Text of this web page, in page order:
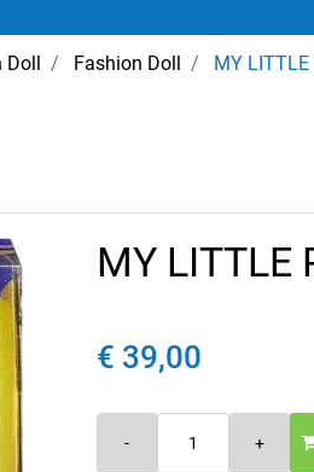
Doll Fashion Doll MY LITTLE
MY LITTLE
€ 39,00